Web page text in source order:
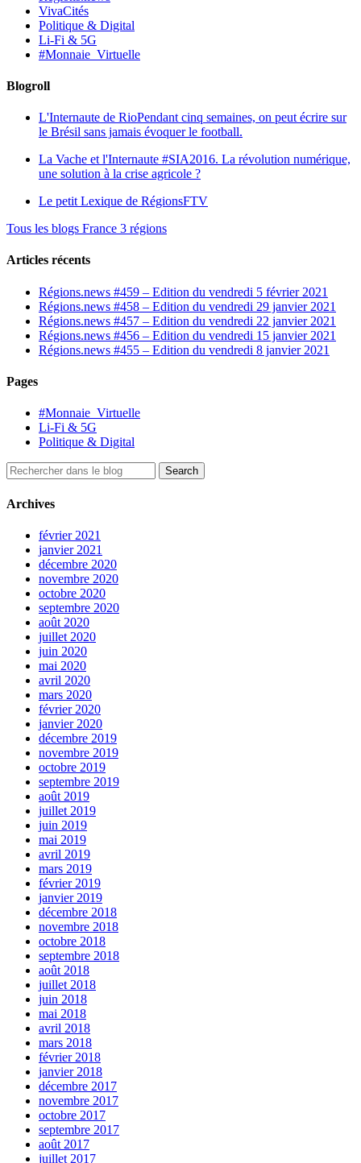
VivaCités
Politique & Digital
Li-Fi & 5G
#Monnaie_Virtuelle
Blogroll
L'Internaute de RioPendant cinq semaines, on peut écrire sur
le Brésil sans jamais évoquer le football.
La Vache et l'Internaute #SIA2016. La révolution numérique,
une solution à la crise agricole ?
Le petit Lexique de RégionsFTV
Tous les blogs France 3 régions
Articles récents
Régions.news #459 – Edition du vendredi 5 février 2021
Régions.news #458 – Edition du vendredi 29 janvier 2021
Régions.news #457 – Edition du vendredi 22 janvier 2021
Régions.news #456 – Edition du vendredi 15 janvier 2021
Régions.news #455 – Edition du vendredi 8 janvier 2021
Pages
#Monnaie_Virtuelle
Li-Fi & 5G
Politique & Digital
Archives
février 2021
janvier 2021
décembre 2020
novembre 2020
octobre 2020
septembre 2020
août 2020
juillet 2020
juin 2020
mai 2020
avril 2020
mars 2020
février 2020
janvier 2020
décembre 2019
novembre 2019
octobre 2019
septembre 2019
août 2019
juillet 2019
juin 2019
mai 2019
avril 2019
mars 2019
février 2019
janvier 2019
décembre 2018
novembre 2018
octobre 2018
septembre 2018
août 2018
juillet 2018
juin 2018
mai 2018
avril 2018
mars 2018
février 2018
janvier 2018
décembre 2017
novembre 2017
octobre 2017
septembre 2017
août 2017
juillet 2017